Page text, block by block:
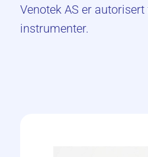
Venotek AS er
instrumenter.